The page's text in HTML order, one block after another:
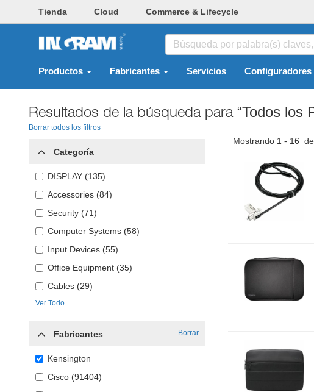
Tienda Cloud Commerce & Lifecycle
Productos Fabricantes Servicios Configuradores
Resultados de la búsqueda para “Todos los
Borrar todos los filtros
Categoría
DISPLAY (135)
Accessories (84)
Security (71)
Computer Systems (58)
Input Devices (55)
Office Equipment (35)
Cables (29)
Ver Todo
Fabricantes Borrar
Kensington
Cisco (91404)
Mostrando 1 - 16